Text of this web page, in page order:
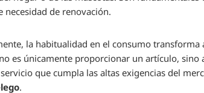
necesidad de renovación.
la habitualidad en el consumo
es únicamente proporcionar un artículo,
que cumpla las altas exigencias del
.